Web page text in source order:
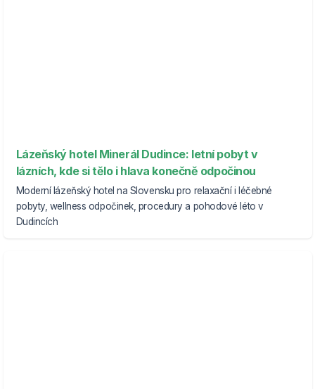
Lázeňský hotel Minerál Dudince: letní pobyt v
lázních, kde si tělo i hlava konečně odpočinou
Moderní lázeňský hotel na Slovensku pro relaxační i léčebné
pobyty, wellness odpočinek, procedury a pohodové léto v
Dudincích